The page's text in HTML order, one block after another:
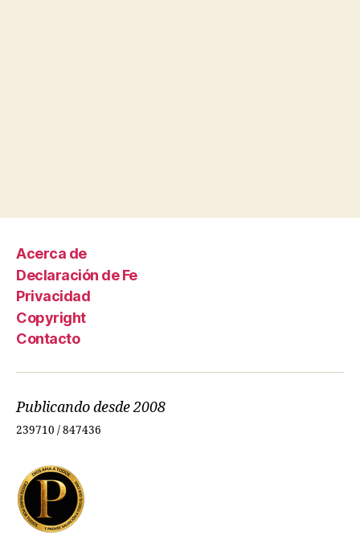
Acerca de
Declaración de Fe
Privacidad
Copyright
Contacto
Publicando desde 2008
239710 / 847436